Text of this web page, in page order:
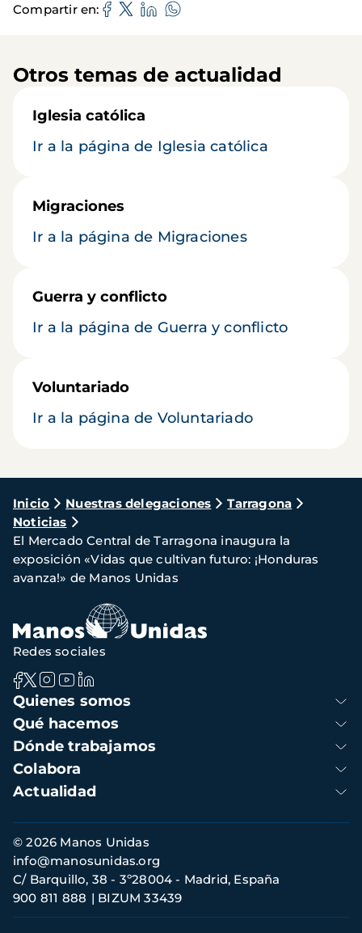
Compartir en
Otros temas de actualidad
Iglesia católica
Ir a la página de Iglesia católica
Migraciones
Ir a la página de Migraciones
Guerra y conflicto
Ir a la página de Guerra y conflicto
Voluntariado
Ir a la página de Voluntariado
Ruta
de
navegación
Inicio Nuestras delegaciones
Tarragona
Noticias
El Mercado Central de Tarragona inaugura la
exposición «Vidas que cultivan futuro: ¡Honduras
avanza!» de Manos Unidas
Navegación
principal
Quienes somos
Qué hacemos
Dónde trabajamos
Colabora
Actualidad
Redes sociales
Información
de
contacto
© 2026 Manos Unidas
C/ Barquillo, 38 - 3º28004 - Madrid, España
900 811 888
BIZUM 33439
info@manosunidas.org